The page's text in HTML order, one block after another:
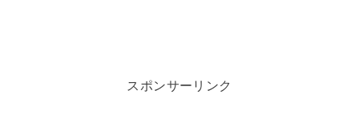
スポンサーリンク